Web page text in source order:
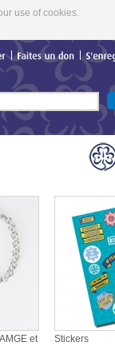
use of cookies.
et
Stickers